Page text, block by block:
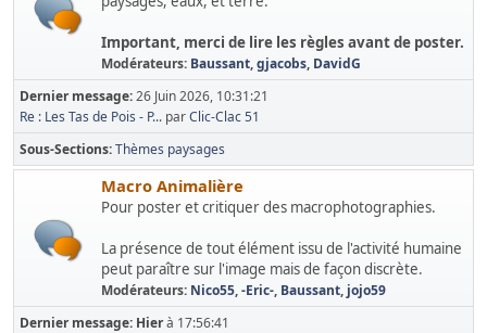
Important, merci de lire les règles avant de poster.
Modérateurs: Baussant,gjacobs, DavidG
Dernier message:26 Juin 2026, 10:31:21
Re : Les Tas de Pois - P... parClic-Clac 51
Sous-Sections Thèmes paysages
Macro Animalière
Pour poster et critiquer des macrophotographies.
La présence de tout élément issu de l'activité humaine
peut paraître sur l'image mais de façon discrète.
Modérateurs: Nico55,-Eric-, Baussant, jojo59
Dernier message: Hierà 17:56:41